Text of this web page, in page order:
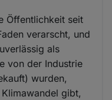
Öffentlichkeit seit
verarscht, und
als
von der Industrie
wurden,
gibt,